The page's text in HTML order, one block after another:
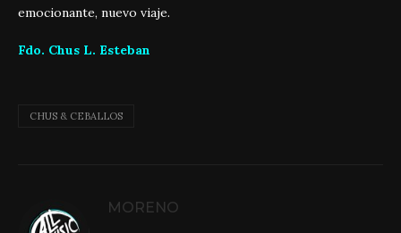
emocionante, nuevo viaje.
Fdo. Chus L. Esteban
CHUS & CEBALLOS
MORENO